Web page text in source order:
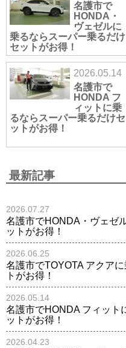
名護市で
HONDA・
ヴェゼルに
乗るならスーパー乗るだけ
セットがお得！
2026.05.14
名護市で
HONDA フ
ィットに乗
るならスーパー乗るだけセ
ットがお得！
最新記事
2026.07.27
名護市でHONDA・ヴェゼ
ットがお得！
2026.06.25
名護市でTOYOTA アクア
トがお得！
2026.05.14
名護市でHONDA フィット
ットがお得！
2026.04.23